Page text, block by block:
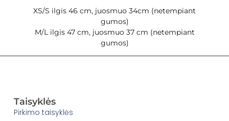
XS/S ilgis 46 cm, juosmuo 34cm (netempiant
gumos)
M/L ilgis 47 cm, juosmuo 37 cm (netempiant
gumos)
Taisyklės
Pirkimo taisyklės